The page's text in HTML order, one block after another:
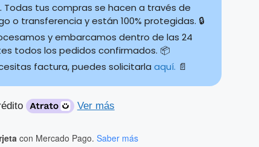
. Todas tus compras se hacen a través de
o transferencia y están 100% protegidas. 🔒
y embarcamos dentro de las 24
todos los pedidos confirmados. 📦
factura, puedes solicitarla aquí. 📄
Ver más
con Mercado Pago. Saber más